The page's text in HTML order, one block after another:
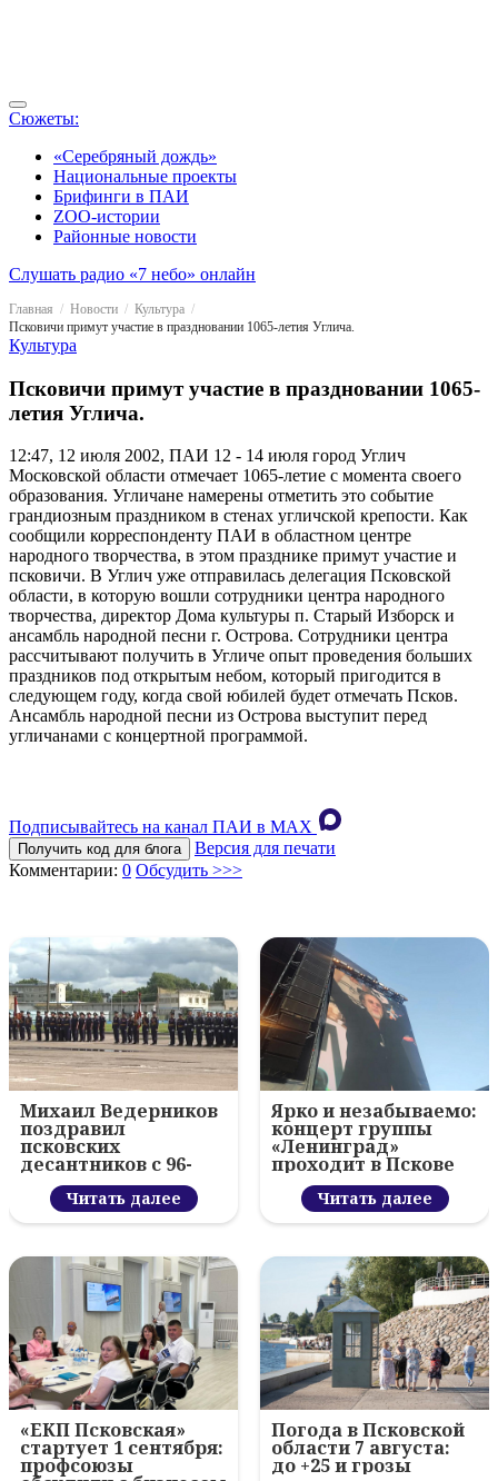
Сюжеты:
«Серебряный дождь»
Национальные проекты
Брифинги в ПАИ
ZOO-истории
Районные новости
Слушать радио «7 небо» онлайн
Главная Новости
Культура
Псковичи примут участие в праздновании 1065-летия Углича.
Культура
Псковичи примут участие в праздновании 1065-
летия Углича.
12:47, 12 июля 2002, ПАИ 12 - 14 июля город Углич
Московской области отмечает 1065-летие с момента своего
образования. Угличане намерены отметить это событие
грандиозным праздником в стенах угличской крепости. Как
сообщили корреспонденту ПАИ в областном центре
народного творчества, в этом празднике примут участие и
псковичи. В Углич уже отправилась делегация Псковской
области, в которую вошли сотрудники центра народного
творчества, директор Дома культуры п. Старый Изборск и
ансамбль народной песни г. Острова. Сотрудники центра
рассчитывают получить в Угличе опыт проведения больших
праздников под открытым небом, который пригодится в
следующем году, когда свой юбилей будет отмечать Псков.
Ансамбль народной песни из Острова выступит перед
угличанами с концертной программой.
Подписывайтесь на канал ПАИ в MAХ
Получить код для блога
Версия для печати
Комментарии: 0 Обсудить >>>
Михаил Ведерников
поздравил
псковских
десантников с 96-
летием ВДВ и
вручил награды
Читать далее
Ярко и незабываемо:
концерт группы
«Ленинград»
проходит в Пскове
Читать далее
«ЕКП Псковская»
стартует 1 сентября:
профсоюзы
Погода в Псковской
области 7 августа:
до +25 и грозы